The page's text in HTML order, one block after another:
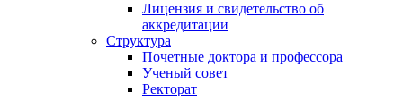
Лицензия и свидетельство об
аккредитации
Структура
Почетные доктора и профессора
Ученый совет
Ректорат